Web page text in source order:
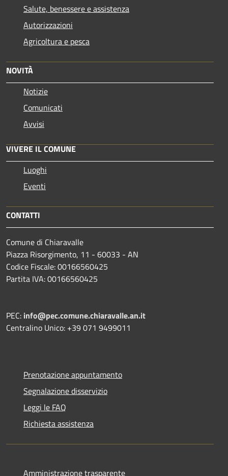
Salute, benessere e assistenza
Autorizzazioni
Agricoltura e pesca
NOVITÀ
Notizie
Comunicati
Avvisi
VIVERE IL COMUNE
Luoghi
Eventi
CONTATTI
Comune di Chiaravalle
Piazza Risorgimento, 11 - 60033 - AN
Codice Fiscale: 00166560425
Partita IVA: 00166560425
PEC: info@pec.comune.chiaravalle.an.it
Centralino Unico: +39 071 9499011
Prenotazione appuntamento
Segnalazione disservizio
Leggi le FAQ
Richiesta assistenza
Amministrazione trasparente